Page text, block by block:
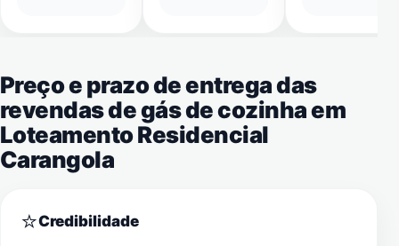
Preço e prazo de entrega das
revendas de gás de cozinha em
Loteamento Residencial
Carangola
⭐Credibilidade